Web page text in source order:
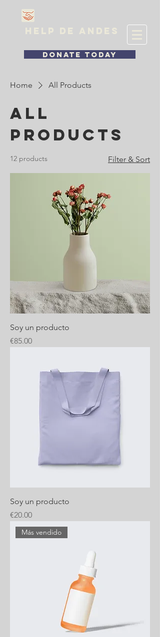
DONATE TODAY
Home All Products
All
Products
12 products Filter & Sort
Soy un producto
Price
€85.00
Soy un producto
Price
€20.00
Más vendido